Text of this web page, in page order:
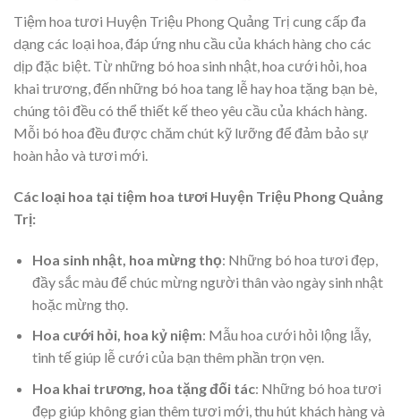
Tiệm hoa tươi Huyện Triệu Phong Quảng Trị cung cấp đa
dạng các loại hoa, đáp ứng nhu cầu của khách hàng cho các
dịp đặc biệt. Từ những bó hoa sinh nhật, hoa cưới hỏi, hoa
khai trương, đến những bó hoa tang lễ hay hoa tặng bạn bè,
chúng tôi đều có thể thiết kế theo yêu cầu của khách hàng.
Mỗi bó hoa đều được chăm chút kỹ lưỡng để đảm bảo sự
hoàn hảo và tươi mới.
Các loại hoa tại tiệm hoa tươi Huyện Triệu Phong Quảng
Trị:
Hoa sinh nhật, hoa mừng thọ: Những bó hoa tươi đẹp,
đầy sắc màu để chúc mừng người thân vào ngày sinh nhật
hoặc mừng thọ.
Hoa cưới hỏi, hoa kỷ niệm: Mẫu hoa cưới hỏi lộng lẫy,
tinh tế giúp lễ cưới của bạn thêm phần trọn vẹn.
Hoa khai trương, hoa tặng đối tác: Những bó hoa tươi
đẹp giúp không gian thêm tươi mới, thu hút khách hàng và